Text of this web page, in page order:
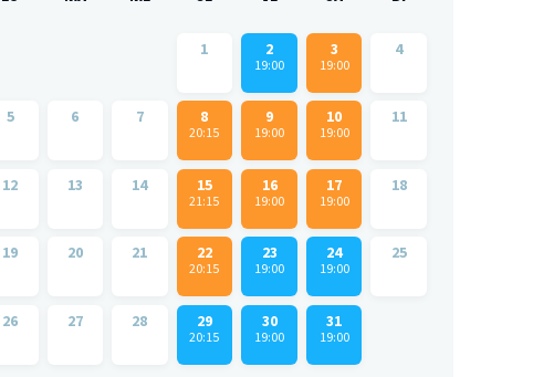
1 2
19:00
3
19:00
4
5 6 7 8
20:15
9
19:00
10
19:00
11
12 13 14 15
21:15
16
19:00
17
19:00
18
19 20 21 22
20:15
23
19:00
24
19:00
25
26 27 28 29
20:15
30
19:00
31
19:00